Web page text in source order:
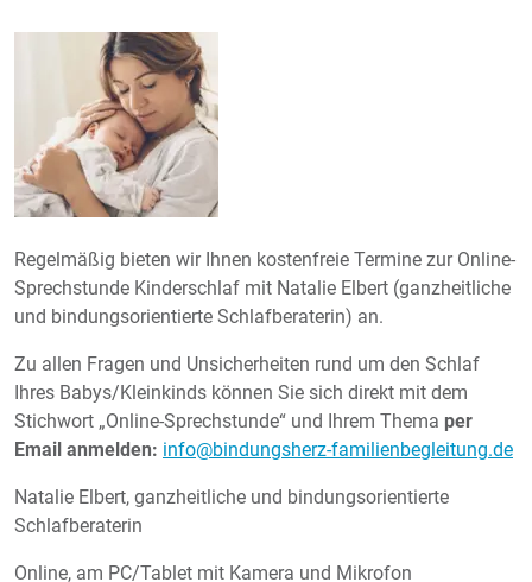
Regelmäßig bieten wir Ihnen kostenfreie Termine zur Online-
Sprechstunde Kinderschlaf mit Natalie Elbert (ganzheitliche
und bindungsorientierte Schlafberaterin) an.
Zu allen Fragen und Unsicherheiten rund um den Schlaf
Ihres Babys/Kleinkinds können Sie sich direkt mit dem
Stichwort „Online-Sprechstunde“ und Ihrem Thema per
Email anmelden: info@bindungsherz-familienbegleitung.de
Natalie Elbert, ganzheitliche und bindungsorientierte
Schlafberaterin
Online, am PC/Tablet mit Kamera und Mikrofon